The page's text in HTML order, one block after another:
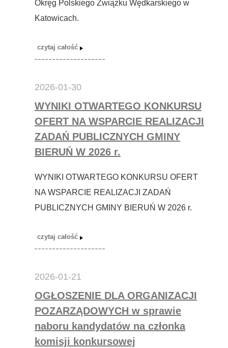
Okręg Polskiego Związku Wędkarskiego w
Katowicach.
2026-01-30
WYNIKI OTWARTEGO KONKURSU
OFERT NA WSPARCIE REALIZACJI
ZADAŃ PUBLICZNYCH GMINY
BIERUŃ W 2026 r.
WYNIKI OTWARTEGO KONKURSU OFERT
NA WSPARCIE REALIZACJI ZADAŃ
PUBLICZNYCH GMINY BIERUŃ W 2026 r.
2026-01-21
OGŁOSZENIE DLA ORGANIZACJI
POZARZĄDOWYCH w sprawie
naboru kandydatów na członka
komisji konkursowej